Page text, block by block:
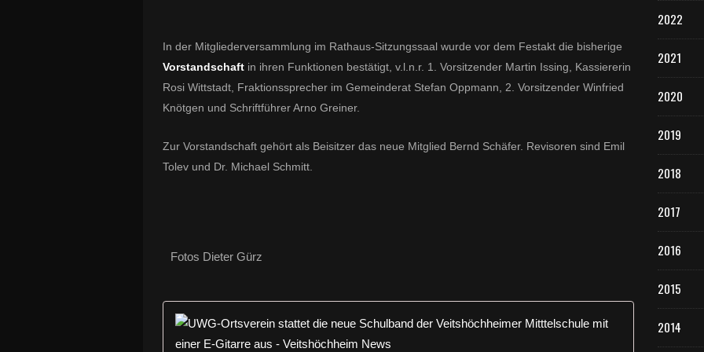
In der Mitgliederversammlung im Rathaus-Sitzungssaal wurde vor dem Festakt die bisherige
Vorstandschaft in ihren Funktionen bestätigt, v.l.n.r. 1. Vorsitzender Martin Issing, Kassiererin
Rosi Wittstadt, Fraktionssprecher im Gemeinderat Stefan Oppmann, 2. Vorsitzender Winfried
Knötgen und Schriftführer Arno Greiner.
Zur Vorstandschaft gehört als Beisitzer das neue Mitglied Bernd Schäfer. Revisoren sind Emil
Tolev und Dr. Michael Schmitt.
Fotos Dieter Gürz
UWG-
2022
2021
2020
2019
2018
2017
2016
2015
2014